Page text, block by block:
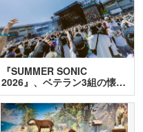
『SUMMER SONIC
2026』、ベテラン3組の懐…